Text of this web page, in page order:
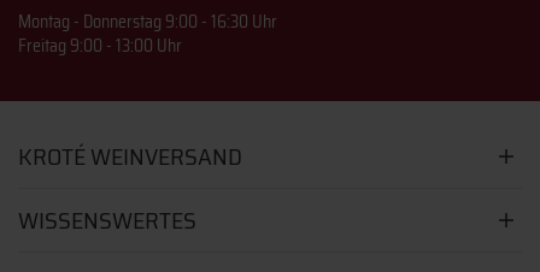
Montag - Donnerstag 9:00 - 16:30 Uhr
Freitag 9:00 - 13:00 Uhr
KROTÉ WEINVERSAND
WISSENSWERTES